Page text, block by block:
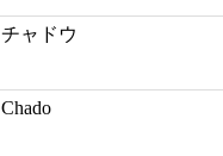
チャドウ
Chado